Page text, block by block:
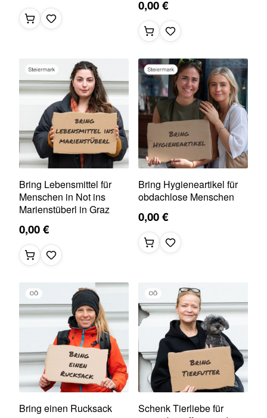
0,00 €
Bring Lebensmittel für
Menschen in Not ins
Marienstüberl in Graz
0,00 €
Bring Hygieneartikel für
obdachlose Menschen
0,00 €
Bring einen Rucksack
Schenk Tierliebe für